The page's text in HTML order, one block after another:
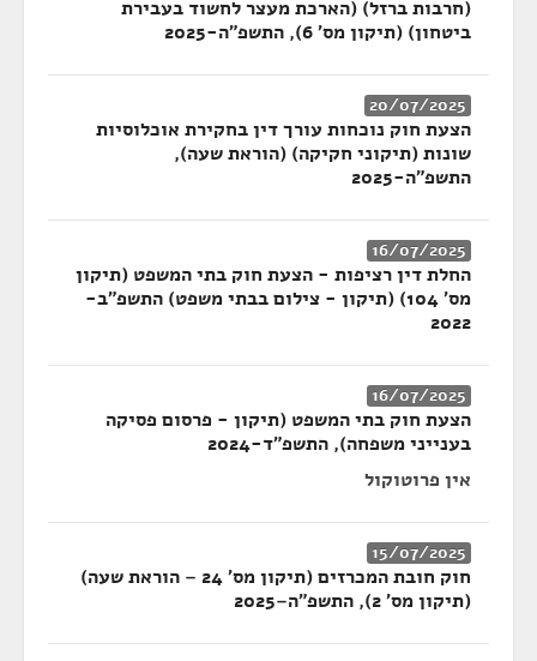
(חרבות ברזל) (הארכת מעצר לחשוד בעבירת
ביטחון) (תיקון מס' 6), התשפ"ה-2025
20/07/2025
הצעת חוק נוכחות עורך דין בחקירת אוכלוסיות
שונות (תיקוני חקיקה) (הוראת שעה),
התשפ"ה-2025
16/07/2025
החלת דין רציפות - הצעת חוק בתי המשפט (תיקון
מס' 104) (תיקון - צילום בבתי משפט) התשפ"ב-
2022
16/07/2025
הצעת חוק בתי המשפט (תיקון - פרסום פסיקה
בענייני משפחה), התשפ"ד-2024
אין פרוטוקול
15/07/2025
חוק חובת המכרזים (תיקון מס' 24 – הוראת שעה)
(תיקון מס' 2), התשפ"ה–2025